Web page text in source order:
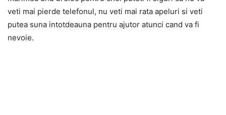
veti mai pierde telefonul, nu veti mai rata apeluri si veti
putea suna intotdeauna pentru ajutor atunci cand va fi
nevoie.